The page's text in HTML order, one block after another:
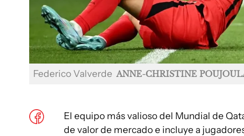
Federico Valverde ANNE-CHRISTINE
El equipo más valioso del Mundial de
de valor de mercado e incluye a